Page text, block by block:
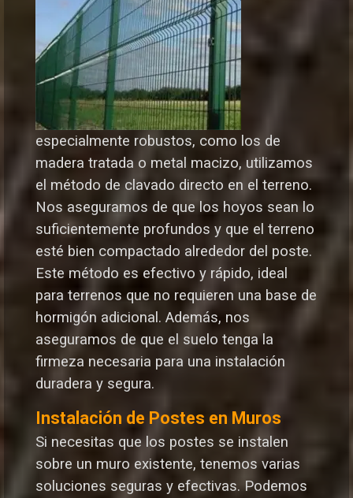
especialmente robustos, como los de
madera tratada o metal macizo, utilizamos
el método de clavado directo en el terreno.
Nos aseguramos de que los hoyos sean lo
suficientemente profundos y que el terreno
esté bien compactado alrededor del poste.
Este método es efectivo y rápido, ideal
para terrenos que no requieren una base de
hormigón adicional. Además, nos
aseguramos de que el suelo tenga la
firmeza necesaria para una instalación
duradera y segura.
Instalación de Postes en Muros
Si necesitas que los postes se instalen
sobre un muro existente, tenemos varias
soluciones seguras y efectivas. Podemos